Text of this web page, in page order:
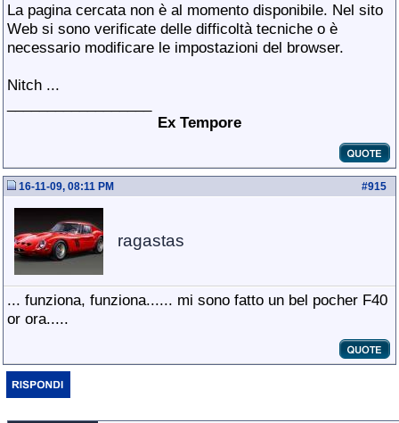
La pagina cercata non è al momento disponibile. Nel sito
Web si sono verificate delle difficoltà tecniche o è
necessario modificare le impostazioni del browser.
Nitch ...
Ex Tempore
#915
16-11-09, 08:11 PM
ragastas
... funziona, funziona...... mi sono fatto un bel pocher F40
or ora.....